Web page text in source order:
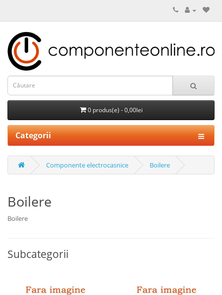
0 produs(e) - 0,00lei
Categorii
Componente electrocasnice Boilere
Boilere
Boilere
Subcategorii